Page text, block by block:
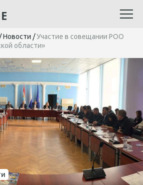
/Новости /Участие в совещании РОО
области»